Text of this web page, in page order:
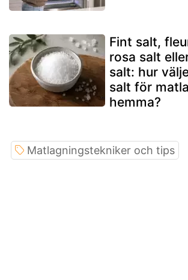
Fint salt,
rosa salt
salt: hur
salt för
hemma?
Matlagningstekniker och tips